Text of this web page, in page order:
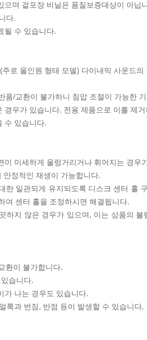
며 겉포장 비닐은 품질보증대상이 아닙
다.
될 수 있습니다.
로 올인원 형태 모델) 다이내믹 사운드
/교환이 불가하니 침압 조절이 가능한
우가 있습니다. 전용 제품으로 이를 제
수 있습니다.
미세하게 울렁거리거나 휘어지는 경우
정적인 재생이 가능합니다.
일관되게 유지되도록 디스크 센터 홀
여 센터 홀을 조정하시면 해결됩니다.
하지 않은 경우가 있으며, 이는 상품의
환이 불가합니다.
습니다.
가 나는 경우도 있습니다.
룩과 번짐, 반점 등이 발생할 수 있습니다.